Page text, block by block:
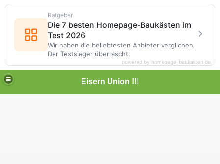
Eisern Union !!!
Ratgeber
Die 7 besten Homepage-Baukästen im
Test 2026
Wir haben die beliebtesten Anbieter verglichen.
Der Testsieger überrascht.
powered by homepage-baukasten.de